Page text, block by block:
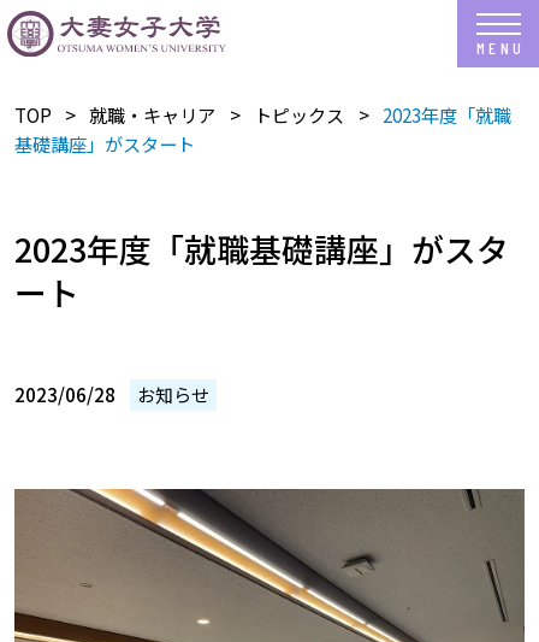
TOP 就職・キャリア トピックス
2023年度「就職
基礎講座」がスタート
2023年度「就職基礎講座」がスタ
ート
2023/06/28 お知らせ